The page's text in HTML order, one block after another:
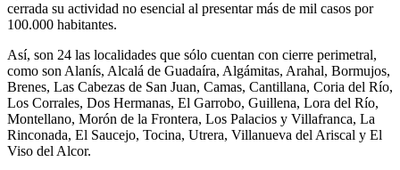
cerrada su actividad no esencial al presentar más de mil casos por
100.000 habitantes.
Así, son 24 las localidades que sólo cuentan con cierre perimetral,
como son Alanís, Alcalá de Guadaíra, Algámitas, Arahal, Bormujos,
Brenes, Las Cabezas de San Juan, Camas, Cantillana, Coria del Río,
Los Corrales, Dos Hermanas, El Garrobo, Guillena, Lora del Río,
Montellano, Morón de la Frontera, Los Palacios y Villafranca, La
Rinconada, El Saucejo, Tocina, Utrera, Villanueva del Ariscal y El
Viso del Alcor.